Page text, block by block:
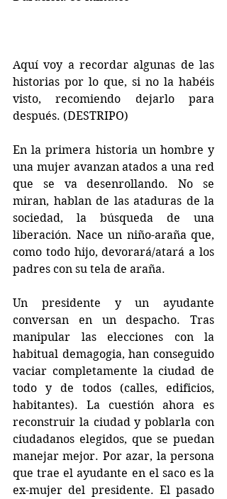
Aquí voy a recordar algunas de las
historias por lo que, si no la habéis
visto, recomiendo dejarlo para
después. (DESTRIPO)
En la primera historia un hombre y
una mujer avanzan atados a una red
que se va desenrollando. No se
miran, hablan de las ataduras de la
sociedad, la búsqueda de una
liberación. Nace un niño-araña que,
como todo hijo, devorará/atará a los
padres con su tela de araña.
Un presidente y un ayudante
conversan en un despacho. Tras
manipular las elecciones con la
habitual demagogia, han conseguido
vaciar completamente la ciudad de
todo y de todos (calles, edificios,
habitantes). La cuestión ahora es
reconstruir la ciudad y poblarla con
ciudadanos elegidos, que se puedan
manejar mejor. Por azar, la persona
que trae el ayudante en el saco es la
ex-mujer del presidente. El pasado